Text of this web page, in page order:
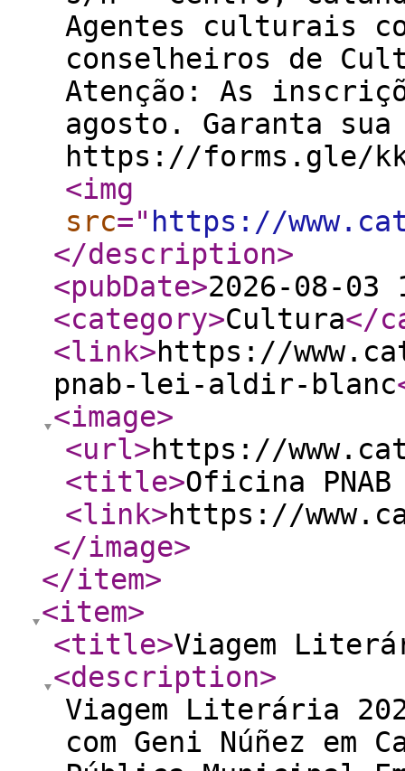
Agentes culturais
conselheiros de
Atenção: As
agosto. Garanta
https://forms.gle/
<img
src=" https://
</description>
<pubDate>2026-08-03
<category>Cultura</
<link>https://
pnab-lei-aldir-blanc
<image>
<url>https://
<title>Oficina
<link>https://
</image>
</item>
<item>
<title>Viagem
<description>
Viagem Literária
com Geni Núñez em